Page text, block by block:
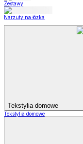
Zestawy
Narzuty na łózka
Tekstylia domowe
Tekstylia domowe